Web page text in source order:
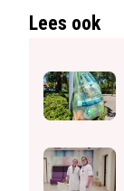
Lees ook